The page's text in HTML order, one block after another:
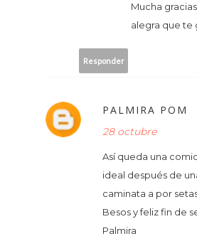
Mucha
alegra que te
Responder
PALMIRA POM
28 octubre
Así queda una
ideal después de
caminata a por
Besos y feliz fin de
Palmira